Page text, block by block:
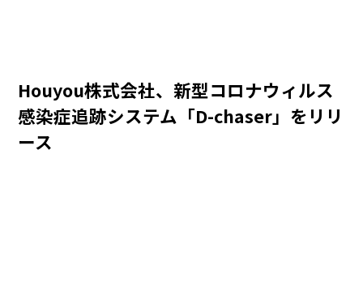
Houyou株式会社、新型コロナウィルス
感染症追跡システム「D-chaser」をリリ
ース